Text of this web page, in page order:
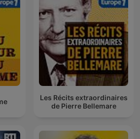
Les Récits extraordinaires
de Pierre Bellemare